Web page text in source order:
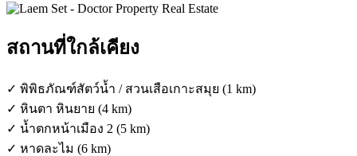
สถานที่ใกล้เคียง
✓ พิพิธภัณฑ์สัตว์น้ำ / สวนเสือเกาะสมุย (1 km)
✓ หินตา หินยาย (4 km)
✓ น้ำตกหน้าเมือง 2 (5 km)
✓ หาดละไม (6 km)